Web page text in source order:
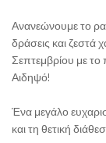
Ανανεώνουμε το
δράσεις και ζεστά
Σεπτεμβρίου με
Αιδηψό!
Ένα μεγάλο
και τη θετική